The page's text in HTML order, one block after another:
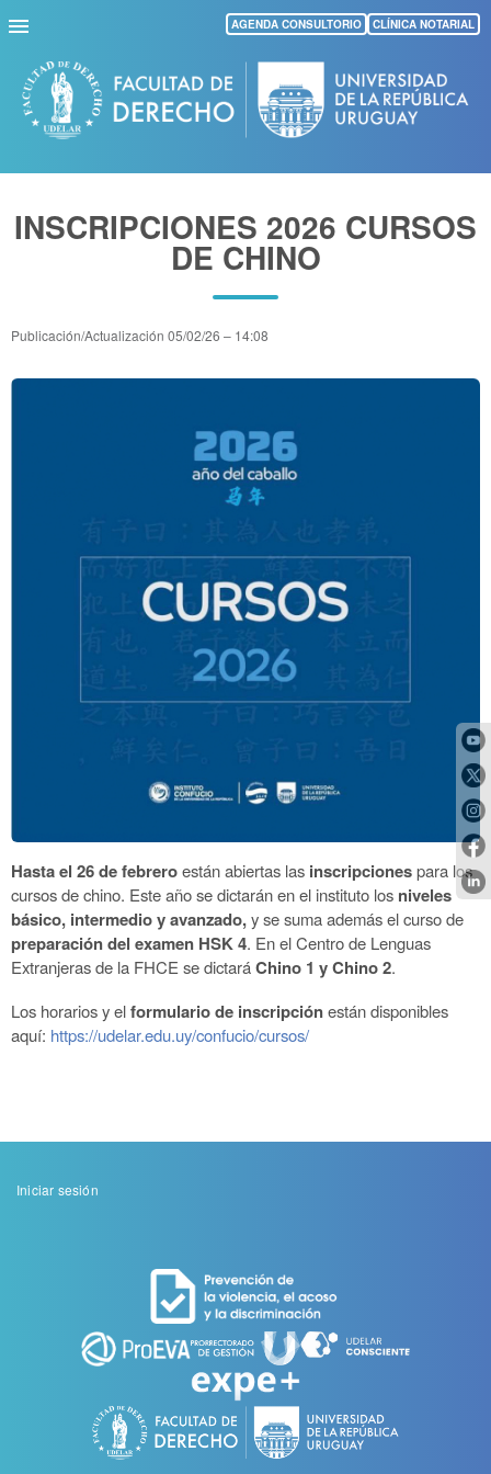
Pasar
al
contenido
principal
AGENDA CONSULTORIO CLÍNICA NOTARIAL
INSCRIPCIONES 2026 CURSOS
DE CHINO
Publicación/Actualización 05/02/26 – 14:08
Hasta el 26 de febreroestán abiertas las inscripcionespara los
cursos de chino. Este año se dictarán en el instituto los niveles
básico, intermedio y avanzado,y se suma además el curso de
preparación del examen HSK 4. En el Centro de Lenguas
Extranjeras de la FHCE se dictaráChino 1 y Chino 2.
Los horarios y elformulario de inscripciónestán disponibles
aquí: https://udelar.edu.uy/confucio/cursos/
Menu
Iniciar sesión